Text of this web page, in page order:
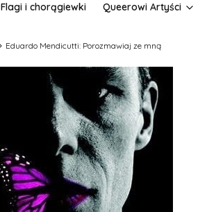
Flagi i chorągiewki Queerowi Artyści
Eduardo Mendicutti: Porozmawiaj ze mną